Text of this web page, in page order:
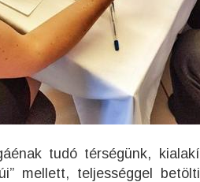
tudó térségünk,
mellett, teljességgel